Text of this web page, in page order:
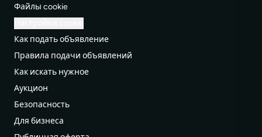
Файлы cookie
Как подать объявление
Правила подачи объявлений
Как искать нужное
Аукцион
Безопасность
Для бизнеса